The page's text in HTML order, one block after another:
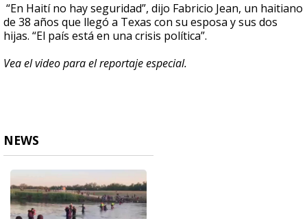
“En Haití no hay seguridad”, dijo Fabricio Jean, un haitiano
de 38 años que llegó a Texas con su esposa y sus dos
hijas. “El país está en una crisis política”.
Vea el video para el reportaje especial.
NEWS